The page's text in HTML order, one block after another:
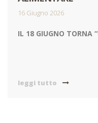
16 Giugno 2026
IL 18 GIUGNO TORNA
leggi tutto